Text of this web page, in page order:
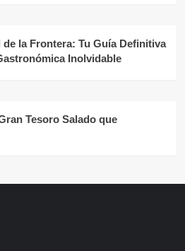
la Frontera: Tu Guía Definitiva
Inolvidable
Tesoro Salado que